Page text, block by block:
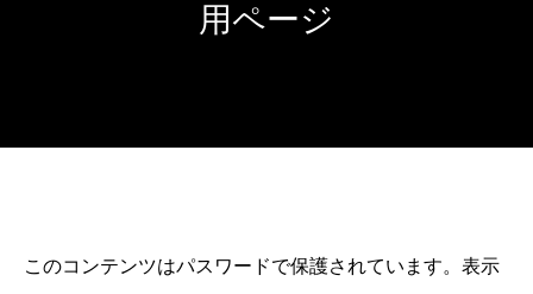
用ページ
このコンテンツはパスワードで保護されています。表示